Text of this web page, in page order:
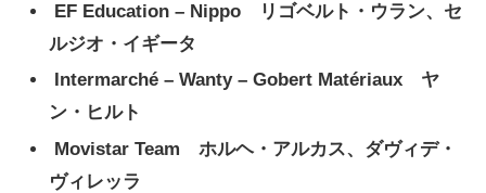
EF Education – Nippo リゴベルト・ウラン、セ
ルジオ・イギータ
Intermarché – Wanty – Gobert Matériaux ヤ
ン・ヒルト
Movistar Team ホルヘ・アルカス、ダヴィデ・
ヴィレッラ